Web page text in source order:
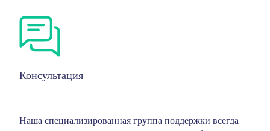
Консультация
Наша специализированная группа поддержки всегда